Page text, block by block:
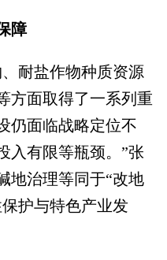
障
耐盐作物种质资源
方面取得了一系列重
仍面临战略定位不
入有限等瓶颈。”张
地治理等同于“改地
护与特色产业发